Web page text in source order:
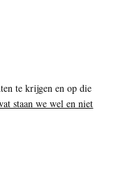
te krijgen en op die
staan we wel en niet